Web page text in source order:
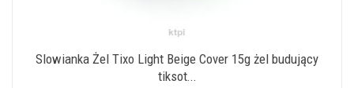
Slowianka Żel Tixo Light Beige Cover 15g żel budujący
tiksot...